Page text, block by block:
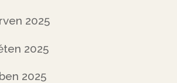
2025
2025
2025